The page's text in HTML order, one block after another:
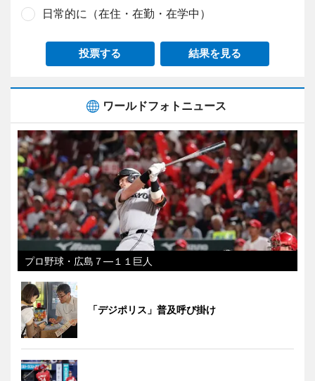
日常的に（在住・在勤・在学中）
投票する 結果を見る
ワールドフォトニュース
プロ野球・広島７―１１巨人
「デジポリス」普及呼び掛け